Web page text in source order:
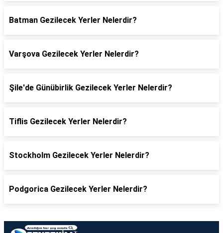
Batman Gezilecek Yerler Nelerdir?
Varşova Gezilecek Yerler Nelerdir?
Şile'de Günübirlik Gezilecek Yerler Nelerdir?
Tiflis Gezilecek Yerler Nelerdir?
Stockholm Gezilecek Yerler Nelerdir?
Podgorica Gezilecek Yerler Nelerdir?